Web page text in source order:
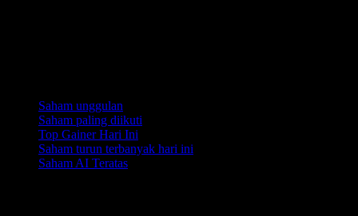
Saham unggulan
Saham paling diikuti
Top Gainer Hari Ini
Saham turun terbanyak hari ini
Saham AI Teratas